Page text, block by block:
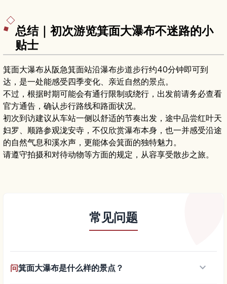
总结｜初次游览箕面大瀑布不迷路的小
贴士
箕面大瀑布从阪急箕面站沿瀑布步道步行约40分钟即可到
达，是一处能感受四季变化、亲近自然的景点。
不过，根据时期可能会有通行限制或绕行，出发前请务必查看
官方通告，确认步行路线和路面状况。
初次到访建议从车站一侧以舒适的节奏出发，途中品尝红叶天
妇罗、顺路参观泷安寺，不仅欣赏瀑布本身，也一并感受沿途
的自然气息和溪水声，更能体会箕面的独特魅力。
请遵守拍摄和对待动物等方面的规定，从容享受散步之旅。
常见问题
问箕面大瀑布是什么样的景点？ keyboard_arrow_down